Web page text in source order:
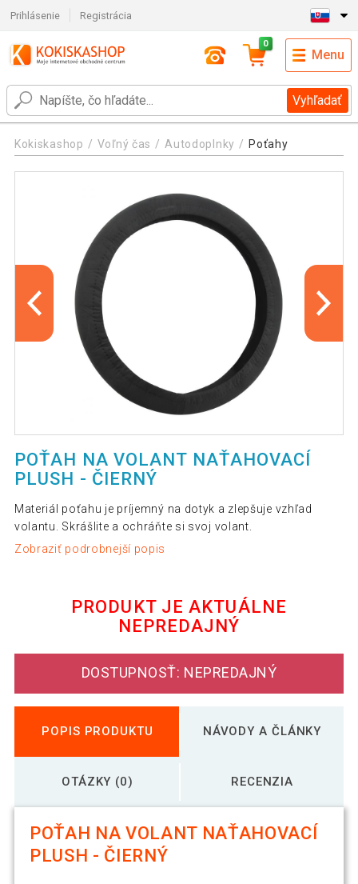
Prihlásenie Registrácia
Vyhľadať
0
Menu
Kokiskashop Voľný čas Autodoplnky Poťahy
POŤAH NA VOLANT NAŤAHOVACÍ
PLUSH - ČIERNÝ
Materiál poťahu je príjemný na dotyk a zlepšuje vzhľad
volantu. Skrášlite a ochráňte si svoj volant.
Zobraziť podrobnejší popis
PRODUKT JE AKTUÁLNE
NEPREDAJNÝ
DOSTUPNOSŤ: NEPREDAJNÝ
POPIS PRODUKTU NÁVODY A ČLÁNKY
OTÁZKY (0) RECENZIA
POŤAH NA VOLANT NAŤAHOVACÍ
PLUSH - ČIERNÝ